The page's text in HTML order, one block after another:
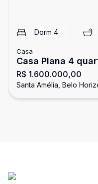
Dorm 4
Casa
Casa Plana 4
Amélia
R$ 1.600.000,00
Santa Amélia, Belo